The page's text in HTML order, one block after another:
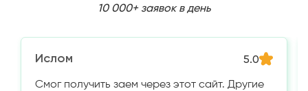
10 000+ заявок в день
Ислом 5.0
Смог получить заем через этот сайт. Другие